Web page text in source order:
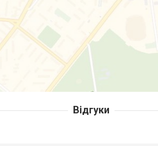
Відгуки